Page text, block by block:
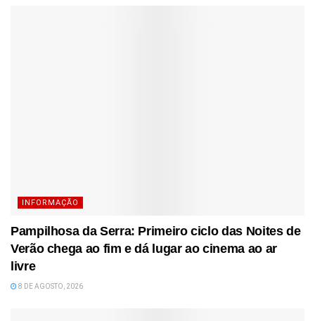
INFORMAÇÃO
Pampilhosa da Serra: Primeiro ciclo das Noites de
Verão chega ao fim e dá lugar ao cinema ao ar
livre
8 DE AGOSTO, 2026